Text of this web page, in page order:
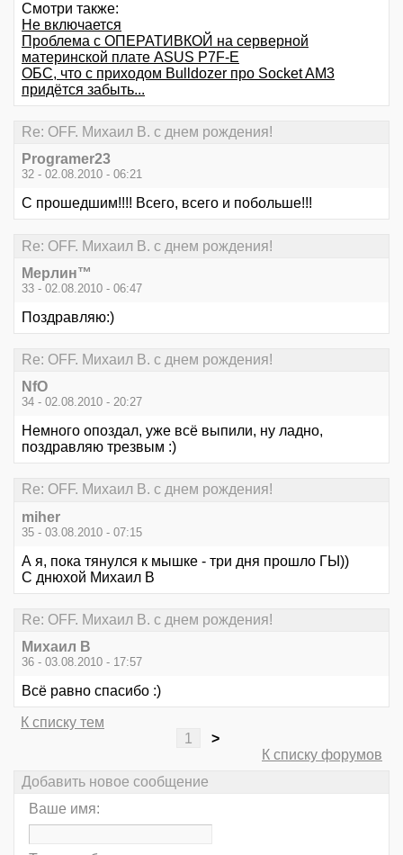
Смотри также:
Не включается
Проблема с ОПЕРАТИВКОЙ на серверной
материнской плате ASUS P7F-E
ОБС, что с приходом Bulldozer про Socket AM3
придётся забыть...
Re: OFF. Михаил В. с днем рождения!
Programer23
32 - 02.08.2010 - 06:21
С прошедшим!!!! Всего, всего и побольше!!!
Re: OFF. Михаил В. с днем рождения!
Мерлин™
33 - 02.08.2010 - 06:47
Поздравляю:)
Re: OFF. Михаил В. с днем рождения!
NfO
34 - 02.08.2010 - 20:27
Немного опоздал, уже всё выпили, ну ладно,
поздравляю трезвым :)
Re: OFF. Михаил В. с днем рождения!
miher
35 - 03.08.2010 - 07:15
А я, пока тянулся к мышке - три дня прошло ГЫ))
С днюхой Михаил В
Re: OFF. Михаил В. с днем рождения!
Михаил В
36 - 03.08.2010 - 17:57
Всё равно спасибо :)
К списку тем
1
>
К списку форумов
Добавить новое сообщение
Ваше имя: